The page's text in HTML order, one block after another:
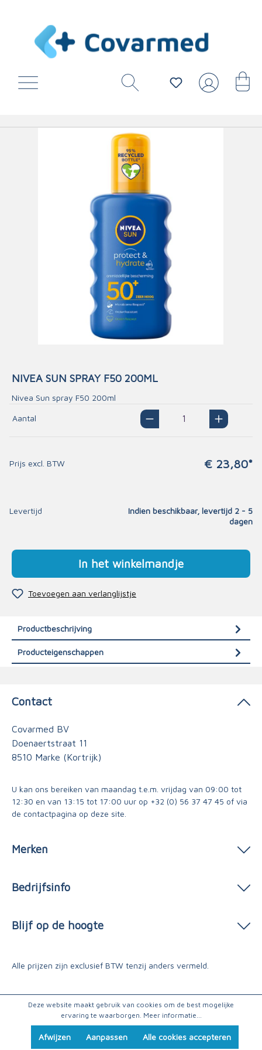
NIVEA SUN SPRAY F50 200ML
Nivea Sun spray F50 200ml
Aantal
Prijs excl. BTW € 23,80*
Levertijd
Indien beschikbaar, levertijd 2 - 5
dagen
In het winkelmandje
Toevoegen aan verlanglijstje
Productbeschrijving
Producteigenschappen
Contact
Covarmed BV
Doenaertstraat 11
8510 Marke (Kortrijk)
U kan ons bereiken van maandag t.e.m. vrijdag van 09:00 tot
12:30 en van 13:15 tot 17:00 uur op +32 (0) 56 37 47 45 of via
de contactpagina op deze site.
Merken
Bedrijfsinfo
Blijf op de hoogte
Alle prijzen zijn exclusief BTW tenzij anders vermeld.
Deze website maakt gebruik van cookies om de best mogelijke
ervaring te waarborgen. Meer informatie...
Afwijzen Aanpassen Alle cookies accepteren